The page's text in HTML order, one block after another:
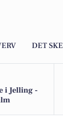
DET
i Jelling -